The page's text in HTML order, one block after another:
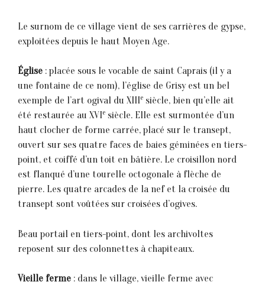
Le surnom de ce village vient de ses carrières de gypse,
exploitées depuis le haut Moyen Age.
Église : placée sous le vocable de saint Caprais (il y a
une fontaine de ce nom), l’église de Grisy est un bel
exemple de l’art ogival du XIIIe siècle, bien qu’elle ait
été restaurée au XVIe siècle. Elle est surmontée d’un
haut clocher de forme carrée, placé sur le transept,
ouvert sur ses quatre faces de baies géminées en tiers-
point, et coiffé d’un toit en bâtière. Le croisillon nord
est flanqué d’une tourelle octogonale à flèche de
pierre. Les quatre arcades de la nef et la croisée du
transept sont voûtées sur croisées d’ogives.
Beau portail en tiers-point, dont les archivoltes
reposent sur des colonnettes à chapiteaux.
Vieille ferme : dans le village, vieille ferme avec